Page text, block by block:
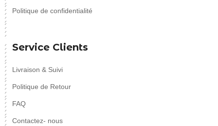
Politique de confidentialité
Service Clients
Livraison & Suivi
Politique de Retour
FAQ
Contactez- nous